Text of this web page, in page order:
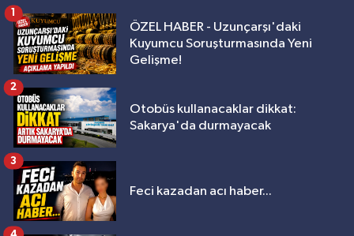
ÖZEL HABER - Uzunçarşı'daki
Kuyumcu Soruşturmasında Yeni
Gelişme!
1
Otobüs kullanacaklar dikkat:
Sakarya'da durmayacak
2
Feci kazadan acı haber...
3